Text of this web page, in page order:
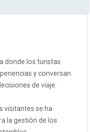
donde los turistas
y conversan
de viaje.
visitantes se ha
la gestión de los